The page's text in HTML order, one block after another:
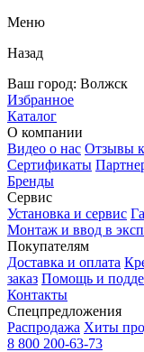
Меню
Назад
Ваш город: Волжск
Избранное
Каталог
О компании
Видео о нас Отзывы
Сертификаты
Бренды
Сервис
Установка и сервис
Монтаж и ввод в
Покупателям
Доставка и оплата
заказ Помощь и
Контакты
Спецпредложения
Распродажа Хиты
8 800 200-63-73